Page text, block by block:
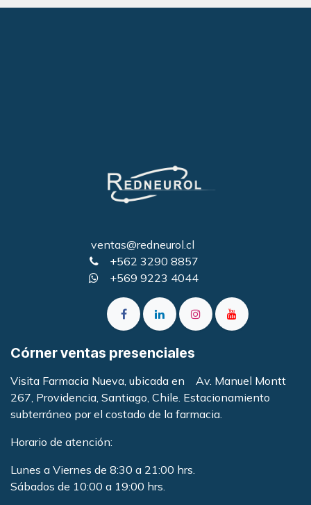
ventas@redneurol.cl
+562 3290 8857
+569 9223 4044
Córner ventas presenciales
Visita Farmacia Nueva, ubicada en Av. Manuel Montt
267, Providencia, Santiago, Chile. Estacionamiento
subterráneo por el costado de la farmacia
Horario de atención:
Lunes a Viernes de 8:30 a 21:00 hrs.
Sábados de 10:00 a 19:00 hrs.